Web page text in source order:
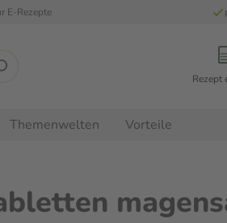
E-Rezepte
Rezept
Themenwelten Vorteile